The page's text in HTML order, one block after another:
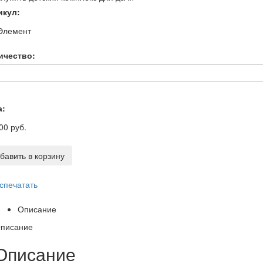
руб.
в корзину
Описание